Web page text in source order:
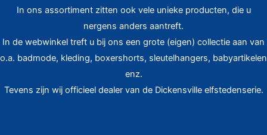
In ons assortiment zitten ook vele unieke producten, die u
nergens anders aantreft.
In de webwinkel treft u bij ons een grote (eigen) collectie aan van
o.a. badmode, kleding, boxershorts, sleutelhangers, babyartikelen
enz.
Tevens zijn wij officieel dealer van de Dickensville elfstedenserie.